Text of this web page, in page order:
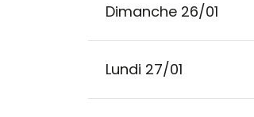
Dimanche 26/01
Lundi 27/01